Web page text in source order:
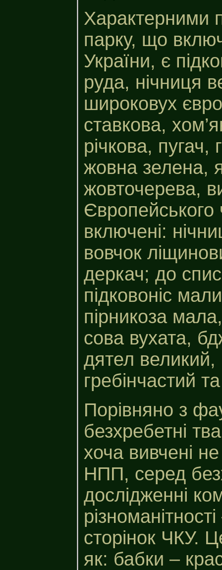
Характерними
парку, що
України, є
руда, нічниця
широковух
ставкова,
річкова, пугач,
жовна зелена,
жовточерева,
Європейського
включені:
вовчок
деркач; до
підковоніс
пірникоза
сова вухата,
дятел
гребінчастий
Порівняно з
безхребетні
хоча вивчені
НПП, серед
дослідженні
сторінок ЧКУ.
як: бабки –